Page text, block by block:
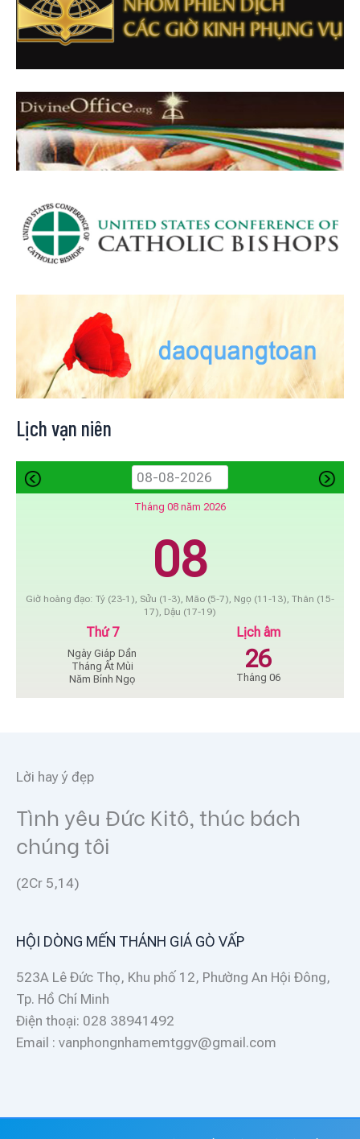
Lịch vạn niên
Tháng 08 năm 2026
08
Giờ hoàng đạo: Tý (23-1), Sửu (1-3), Mão (5-7), Ngọ (11-13), Thân (15-
17), Dậu (17-19)
Thứ 7
Ngày Giáp Dần
Tháng Ất Mùi
Năm Bính Ngọ
Lịch âm
26
Tháng 06
Lời hay ý đẹp
Tình yêu Đức Kitô, thúc bách
chúng tôi
(2Cr 5,14)
HỘI DÒNG MẾN THÁNH GIÁ GÒ VẤP
523A Lê Đức Thọ, Khu phố 12, Phường An Hội Đông,
Tp. Hồ Chí Minh
Điện thoại: 028 38941492
Email : vanphongnhamemtggv@gmail.com